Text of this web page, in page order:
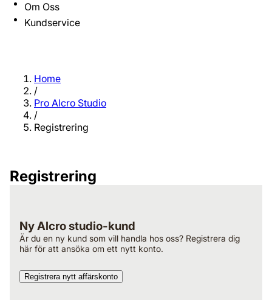
Om Oss
Kundservice
Home
/
Pro Alcro Studio
/
Registrering
Registrering
Ny Alcro studio-kund
Är du en ny kund som vill handla hos oss? Registrera dig
här för att ansöka om ett nytt konto.
Registrera nytt affärskonto